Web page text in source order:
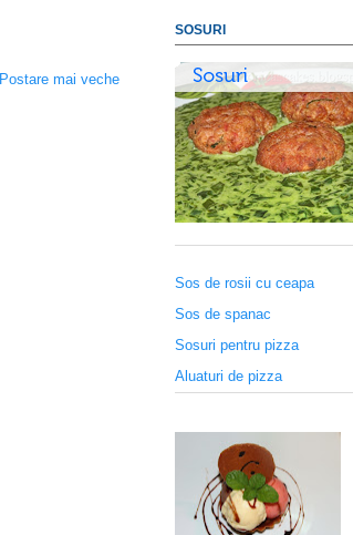
Postare mai veche
SOSURI
Sos de rosii cu ceapa
Sos de spanac
Sosuri pentru pizza
Aluaturi de pizza